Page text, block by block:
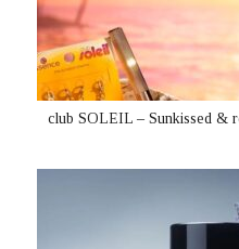
club SOLEIL – Sunkissed &